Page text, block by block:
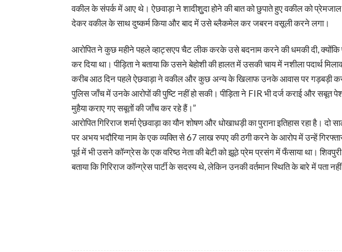
वकील के संपर्क में आए थे। ऐछवाड़ा ने शादीशुुदा होने की बात को छुपाते हुए वकील को प्रेमजाल
देकर वकील के साथ दुष्कर्म किया और बाद में उसे ब्लैकमेल कर जबरन वसूली करने लगा।
आरोपित ने कुछ महीने पहले व्हाट्सएप चैट लीक करके उसे बदनाम करने की धमकी दी, क्योंकि
कर दिया था। पीड़िता ने बताया कि उसने बेहोशी की हालत में उसकी चाय में नशीला पदार्थ
करीब आठ दिन पहले ऐछवाड़ा ने वकील और कुछ अन्य के खिलाफ उनके आवास पर गड़बड़ी
पुलिस जाँच में उनके आरोपों की पुष्टि नहीं हो सकी। पीड़िता ने FIR भी दर्ज कराई और सबूत पेश
मुहैया कराए गए सबूतों की जाँच कर रहे हैं।”
आरोपित गिरिराज शर्मा ऐछवाड़ा का यौन शोषण और धोखाधड़ी का पुराना इतिहास रहा है।
पर अभय भदौरिया नाम के एक व्यक्ति से 67 लाख रुपए की ठगी करने के आरोप में उन्हें
पूर्व में भी उसने कॉन्ग्रेस के एक वरिष्ठ नेता की बेटी को झूठे प्रेम प्रसंग में फँसाया था। शिवपुरी
बताया कि गिरिराज कॉन्ग्रेस पार्टी के सदस्य थे, लेकिन उनकी वर्तमान स्थिति के बारे में पता